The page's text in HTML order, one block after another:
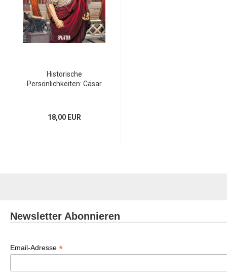
Historische
Persönlichkeiten: Cäsar
18,00 EUR
Newsletter Abonnieren
Email-Adresse *